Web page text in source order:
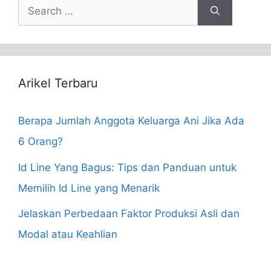
Search
for:
Arikel Terbaru
Berapa Jumlah Anggota Keluarga Ani Jika Ada
6 Orang?
Id Line Yang Bagus: Tips dan Panduan untuk
Memilih Id Line yang Menarik
Jelaskan Perbedaan Faktor Produksi Asli dan
Modal atau Keahlian